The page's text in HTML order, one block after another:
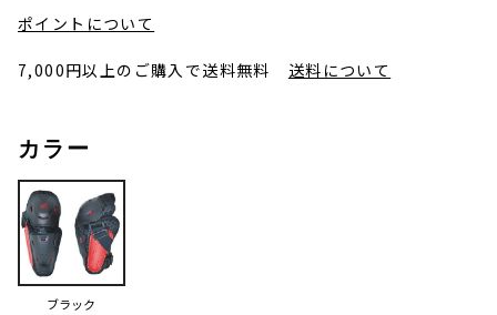
ポイントについて
7,000円以上のご購入で送料無料 送料について
カラー
ブラック